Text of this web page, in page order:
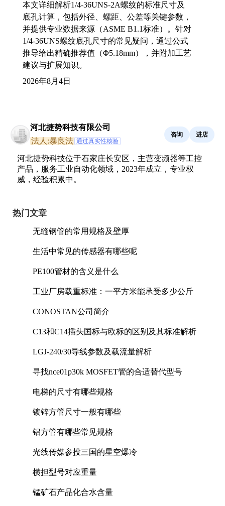
本文详细解析1/4-36UNS-2A螺纹的标准尺寸及
底孔计算，包括外径、螺距、公差等关键参数，
并提供专业数据来源（ASME B1.1标准）。针对
1/4-36UNS螺纹底孔尺寸的常见疑问，通过公式
推导给出精确推荐值（Φ5.18mm），并附加工艺
建议与扩展知识。
2026年8月4日
河北捷势科技有限公司
法人:暴良法 通过真实性核验
咨询 进店
河北捷势科技位于石家庄长安区，主营变频器等工控
产品，服务工业自动化领域，2023年成立，专业权
威，经验积累中。
热门文章
无缝钢管的常用规格及壁厚
生活中常见的传感器有哪些呢
PE100管材的含义是什么
工业厂房载重标准：一平方米能承受多少公斤
CONOSTAN公司简介
C13和C14插头国标与欧标的区别及其标准解析
LGJ-240/30导线参数及载流量解析
寻找nce01p30k MOSFET管的合适替代型号
电梯的尺寸有哪些规格
镀锌方管尺寸一般有哪些
铝方管有哪些常见规格
光线传媒参投三国的星空爆冷
横担型号对应重量
锰矿石产品化合水含量